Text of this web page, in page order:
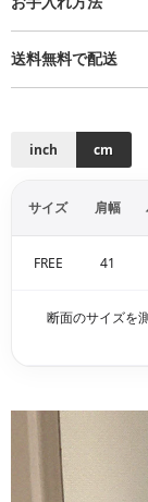
送料無料で配送
inch cm
サイズ 肩幅
FREE 41
断面のサイズを